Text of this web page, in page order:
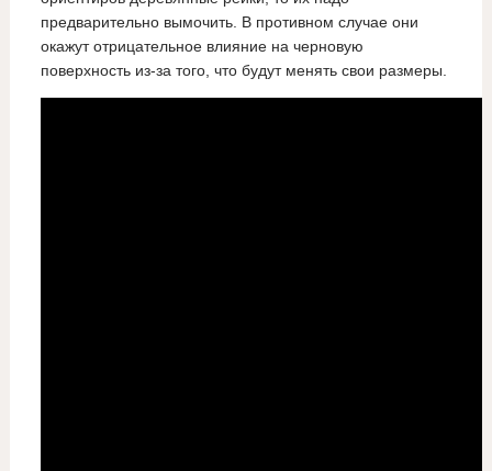
предварительно вымочить. В противном случае они
окажут отрицательное влияние на черновую
поверхность из-за того, что будут менять свои размеры.